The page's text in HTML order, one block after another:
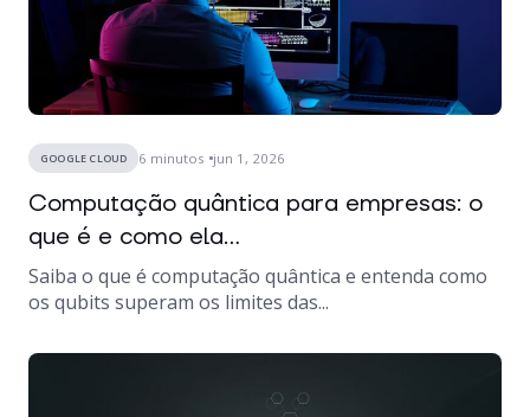
GOOGLE CLOUD 6 minutos jun 1, 2026
Computação quântica para empresas: o
que é e como ela...
Saiba o que é computação quântica e entenda como
os qubits superam os limites das...